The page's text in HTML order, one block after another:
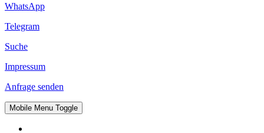
WhatsApp
Telegram
Suche
Impressum
Anfrage senden
Mobile Menu Toggle